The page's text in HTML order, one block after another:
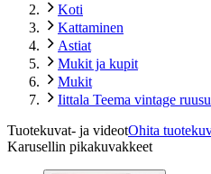
Koti
Kattaminen
Astiat
Mukit ja kupit
Mukit
Iittala Teema vintage
Tuotekuvat- ja videotOhita
Karusellin pikakuvakkeet